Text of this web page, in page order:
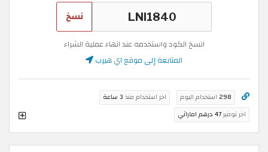
نسخ
انسخ الكود واستخدمه عند انهاء عملية الشراء
المتابعة إلى موقع اي هيرب
298 استخدام اليوم اخر استخدام منذ 3 ساعة
اخر توفير47 درهم اماراتي